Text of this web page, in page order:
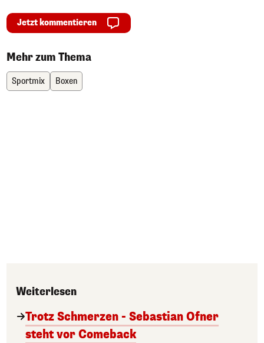
Jetzt kommentieren
Mehr zum Thema
Sportmix Boxen
Weiterlesen
Trotz Schmerzen - Sebastian Ofner
steht vor Comeback